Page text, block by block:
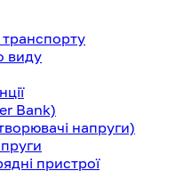
виду
Bank)
напруги)
пристрої